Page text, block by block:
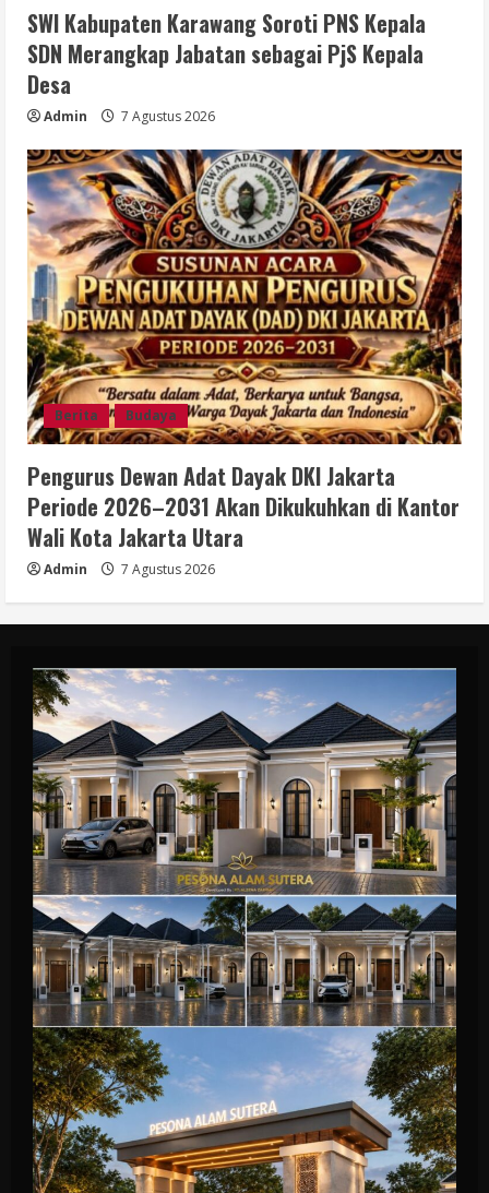
SWI Kabupaten Karawang Soroti PNS Kepala
SDN Merangkap Jabatan sebagai PjS Kepala
Desa
Admin 7 Agustus 2026
Berita Budaya
Pengurus Dewan Adat Dayak DKI Jakarta
Periode 2026–2031 Akan Dikukuhkan di Kantor
Wali Kota Jakarta Utara
Admin 7 Agustus 2026